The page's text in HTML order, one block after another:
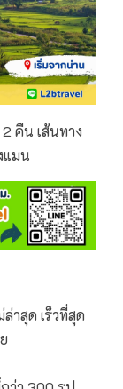
คืน เส้นทาง
แมน
าสุด เร็วที่สุด